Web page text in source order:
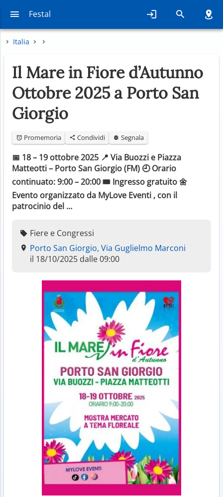
Festal
Italia
Il Mare in Fiore d’Autunno
Ottobre 2025 a Porto San
Giorgio
Promemoria Condividi Segnala
📅 18 – 19 ottobre 2025 📍 Via Buozzi e Piazza
Matteotti – Porto San Giorgio (FM) 🕘 Orario
continuato: 9:00 – 20:00 🎟️ Ingresso gratuito 🌼
Evento organizzato da MyLove Eventi , con il
patrocinio del …
Fiere e Congressi
Porto San Giorgio, Via Guglielmo Marconi
il 18/10/2025 dalle 09:00